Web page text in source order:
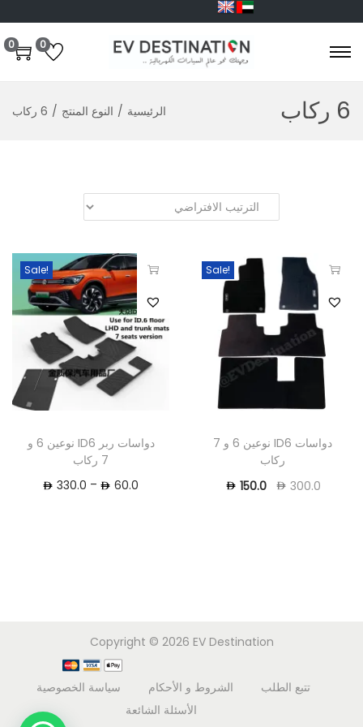
0
0
6 ركاب الرئيسية / النوع المنتج / 6 ركاب
Sale!
دواسات ID6 نوعين 6 و 7
ركاب
300.0
150.0
Sale!
دواسات ربر ID6 نوعين 6 و
7 ركاب
60.0
–
330.0
Copyright © 2026 EV Destination
تتبع الطلب الشروط و الأحكام
سياسة الخصوصية
الأسئلة الشائعة